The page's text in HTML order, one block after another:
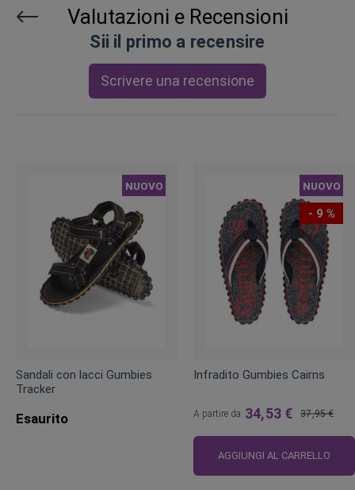
Valutazioni e Recensioni
Sii il primo a recensire
Scrivere una recensione
NUOVO
Sandali con lacci Gumbies
Tracker
Esaurito
NUOVO
- 9 %
Infradito Gumbies Cairns
A partire da 34,53 €
regolare
37,95 €
AGGIUNGI AL CARRELLO